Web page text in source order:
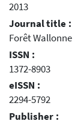
2013
Journal title :
Forêt Wallonne
ISSN :
1372-8903
eISSN :
2294-5792
Publisher :